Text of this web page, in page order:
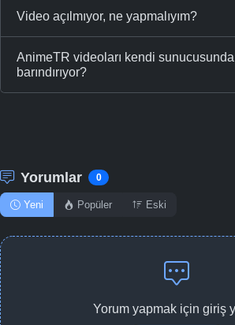
Video açılmıyor, ne yapmalıyım?
AnimeTR videoları kendi sunucusunda
barındırıyor?
Yorumlar 0
Yeni Popüler Eski
Yorum yapmak için giriş